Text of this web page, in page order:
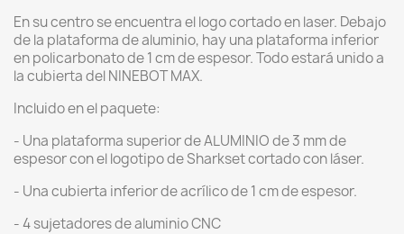
En su centro se encuentra el logo cortado en laser. Debajo
de la plataforma de aluminio, hay una plataforma inferior
en policarbonato de 1 cm de espesor. Todo estará unido a
la cubierta del NINEBOT MAX.
Incluido en el paquete:
- Una plataforma superior de ALUMINIO de 3 mm de
espesor con el logotipo de Sharkset cortado con láser.
- Una cubierta inferior de acrílico de 1 cm de espesor.
- 4 sujetadores de aluminio CNC